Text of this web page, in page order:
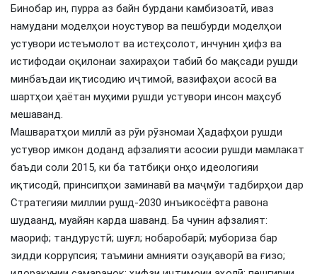
Бинобар ин, пурра аз байн бурдани камбизоатӣ, иваз
намудани моделҳои ноустувор ва пешбурди моделҳои
устувори истеъмолот ва истеҳсолот, инчунин ҳифз ва
истифодаи оқилонаи захираҳои табиӣ бо мақсади рушди
минбаъдаи иқтисодию иҷтимоӣ, вазифаҳои асосӣ ва
шартҳои ҳаётан муҳими рушди устувори инсон маҳсуб
мешаванд.
Машваратҳои миллӣ аз рӯи рӯзномаи Ҳадафҳои рушди
устувор имкон доданд афзалияти асосии рушди мамлакат
баъди соли 2015, ки ба татбиқи онҳо идеологияи
иқтисодӣ, принсипҳои заминавӣ ва маҷмўи тадбирҳои дар
Стратегияи миллии рушд-2030 инъикосёфта равона
шудаанд, муайян карда шаванд. Ба чунин афзалият:
маориф; тандурустӣ; шуғл; нобаробарӣ; мубориза бар
зидди коррупсия; таъмини амнияти озуқаворӣ ва ғизо;